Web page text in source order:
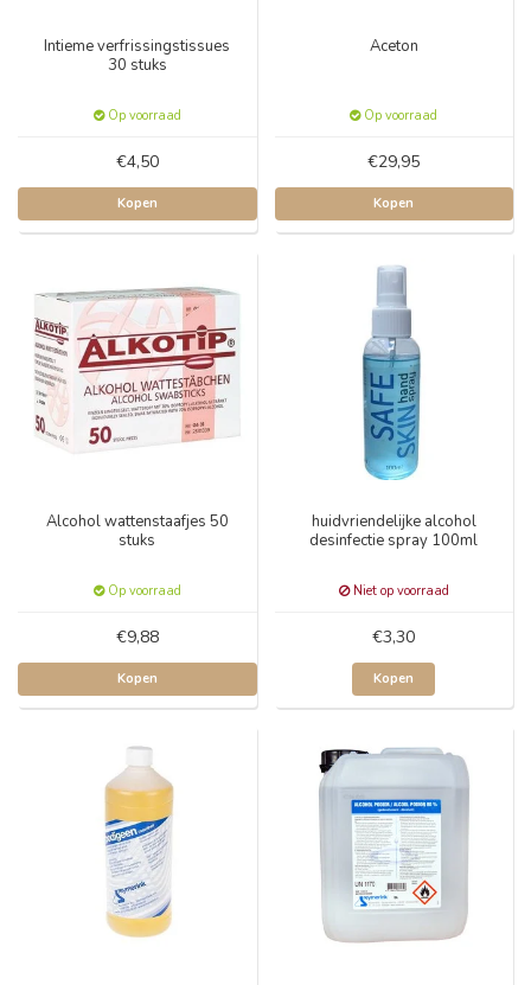
Intieme verfrissingstissues
30 stuks
Op voorraad
€4,50
Kopen
Aceton
Op voorraad
€29,95
Kopen
Alcohol wattenstaafjes 50
stuks
Op voorraad
€9,88
Kopen
huidvriendelijke alcohol
desinfectie spray 100ml
Niet op voorraad
€3,30
Kopen